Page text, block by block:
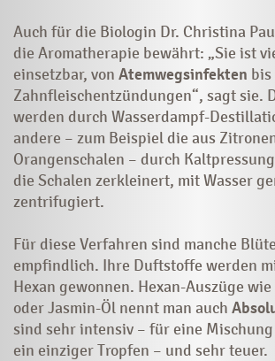
Auch für die Biologin Dr. Christina
die Aromatherapie bewährt: „Sie ist
einsetzbar, von Atemwegsinfekten bis
Zahnfleischentzündungen“, sagt sie.
werden durch Wasserdampf-
andere – zum Beispiel die aus
Orangenschalen – durch
die Schalen zerkleinert, mit Wasser
zentrifugiert.
Für diese Verfahren sind manche
empfindlich. Ihre Duftstoffe werden
Hexan gewonnen. Hexan-Auszüge
oder Jasmin-Öl nennt man auch
sind sehr intensiv – für eine
ein einziger Tropfen – und sehr teuer.